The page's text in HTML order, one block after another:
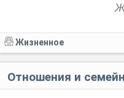
Жизненное
Отношения и